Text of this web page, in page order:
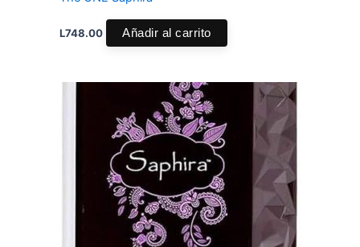
L748.00 Añadir al carrito